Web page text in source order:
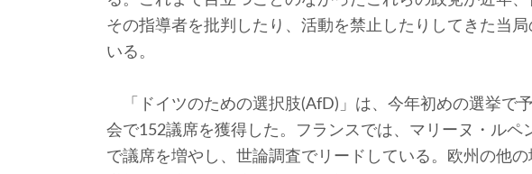
その指導者を批判したり、活動を禁止したりしてきた当
いる。
「ドイツのための選択肢(AfD)」は、今年初めの選挙で
会で152議席を獲得した。フランスでは、マリーヌ・ルペ
で議席を増やし、世論調査でリードしている。欧州の他